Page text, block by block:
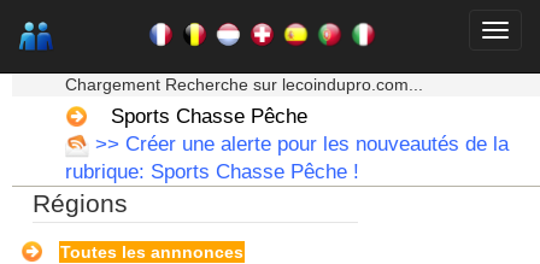
Chargement Recherche sur lecoindupro.com...
Sports Chasse Pêche
>> Créer une alerte pour les nouveautés de la
rubrique: Sports Chasse Pêche !
Régions
Toutes les annnonces